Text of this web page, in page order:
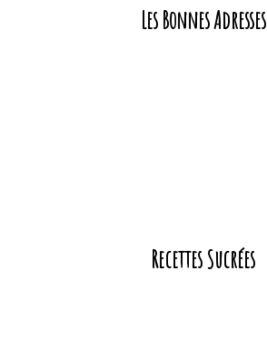
Les Bonnes Adresses
Recettes Sucrées